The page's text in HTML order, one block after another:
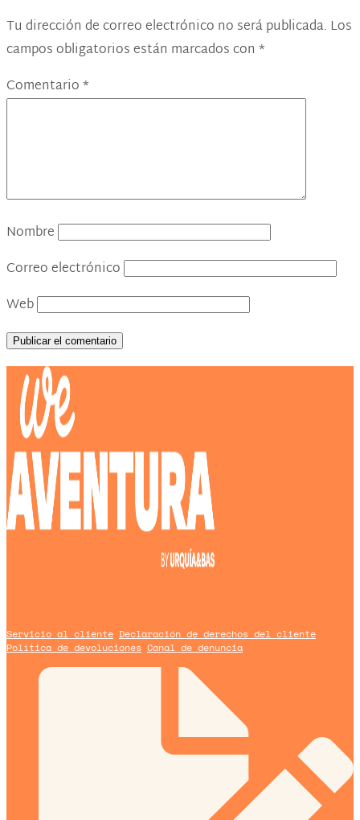
Tu dirección de correo electrónico no será publicada. Los
campos obligatorios están marcados con *
Comentario*
Nombre
Correo electrónico
Web
Servicio al cliente Declaración de derechos del cliente
Política de devoluciones Canal de denuncia